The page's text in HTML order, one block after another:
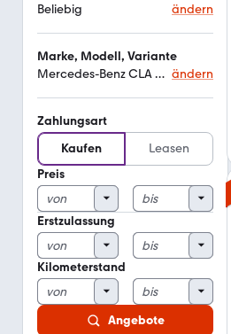
Beliebig
ändern
Marke, Modell, Variante
Mercedes-Benz CLA 200 ändern
Zahlungsart
Kaufen
Leasen
Preis
Erstzulassung
Kilometerstand
Angebote